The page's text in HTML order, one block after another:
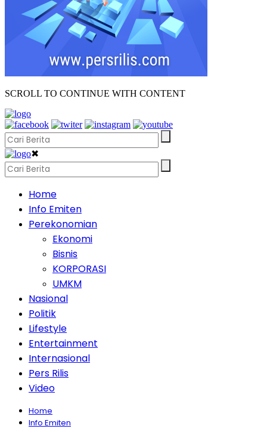
SCROLL TO CONTINUE WITH CONTENT
✖
Home
Info Emiten
Perekonomian
Ekonomi
Bisnis
KORPORASI
UMKM
Nasional
Politik
Lifestyle
Entertainment
Internasional
Pers Rilis
Video
Home
Info Emiten